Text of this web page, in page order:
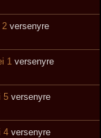
2 versenyre
1 versenyre
5 versenyre
4 versenyre